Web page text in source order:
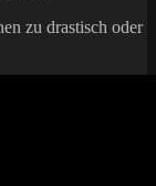
zu drastisch oder